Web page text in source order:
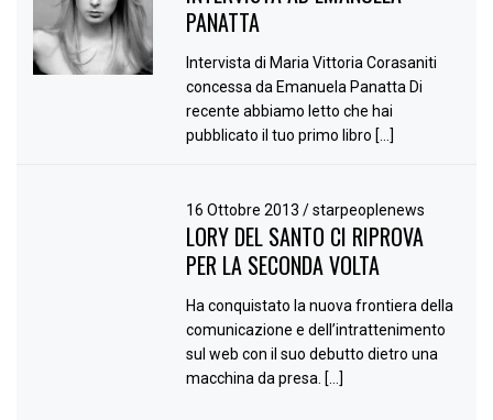
PANATTA
Intervista di Maria Vittoria Corasaniti
concessa da Emanuela Panatta Di
recente abbiamo letto che hai
pubblicato il tuo primo libro […]
16 Ottobre 2013/ starpeoplenews
LORY DEL SANTO CI RIPROVA
PER LA SECONDA VOLTA
Ha conquistato la nuova frontiera della
comunicazione e dell’intrattenimento
sul web con il suo debutto dietro una
macchina da presa. […]